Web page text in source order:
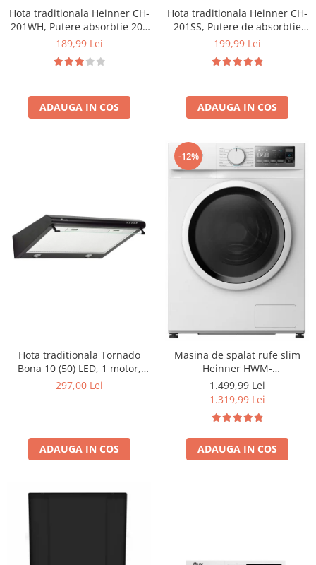
Hota traditionala Heinner CH-
201WH, Putere absorbtie 209
mc/h, 1 motor, 60 cm, Alb
189,99 Lei
ADAUGA IN COS
Hota traditionala Heinner CH-
201SS, Putere de absorbtie
209 mc/h, 1 motor, Inox
199,99 Lei
ADAUGA IN COS
Hota traditionala Tornado
Bona 10 (50) LED, 1 motor,
latime 50 cm, absorbtie 380
297,00 Lei
ADAUGA IN COS
-12%
Masina de spalat rufe slim
Heinner HWM-
M814IVSMNA+++, 8 kg, 1400
rpm, Clasa A, Motor inverter,
copii, Alb
1.499,99 Lei
1.319,99 Lei
ADAUGA IN COS